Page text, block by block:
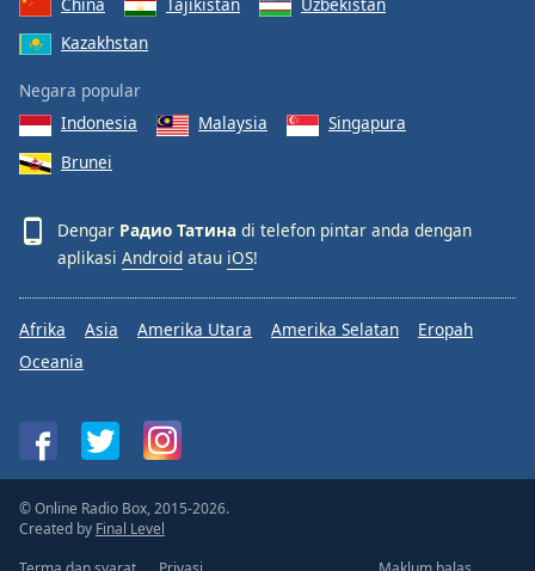
Kazakhstan
Negara popular
Indonesia
Malaysia
Singapura
Brunei
Dengar Радио Татина di telefon pintar anda dengan
aplikasi Android atau iOS!
Afrika Asia Amerika Utara Amerika Selatan
Eropah
Oceania
© Online Radio Box, 2015-2026.
Created by Final Level